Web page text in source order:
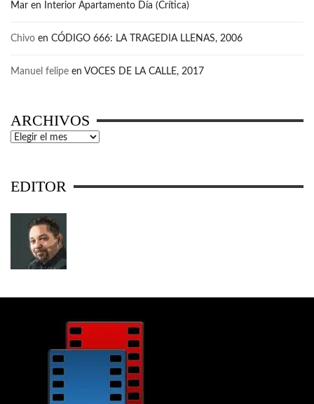
Mar en Interior Apartamento Día (Crítica)
Chivo en CÓDIGO 666: LA TRAGEDIA LLENAS, 2006
Manuel felipe en VOCES DE LA CALLE, 2017
ARCHIVOS
Archivos
EDITOR